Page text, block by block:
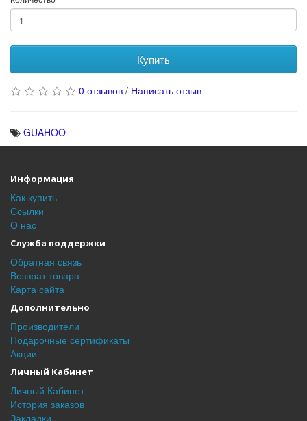
Купить
0 отзывов / Написать отзыв
GUAHOO
Информация
Как купить
Ссылки
О нас
Служба поддержки
Обратная связь
Возврат товара
Карта сайта
Дополнительно
Производители
Подарочные сертификаты
Акции
Личный Кабинет
Личный Кабинет
История заказов
Закладки